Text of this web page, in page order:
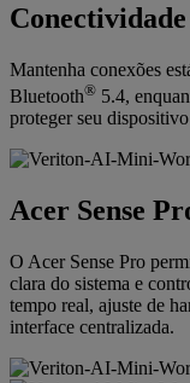
Mantenha conexões
Bluetooth® 5.4,
proteger seu
Acer Sense
O Acer Sense Pro
clara do sistema e
tempo real, ajuste de
interface centralizada.